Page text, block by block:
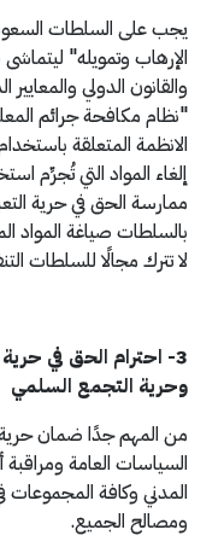
يجب على السلطات
الإرهاب وتمويله"
والقانون الدولي
الانظمة المتعلقة
إلغاء المواد التي تُجرِّم
ممارسة الحق في حرية
بالسلطات صياغة المواد
لا تترك مجالًا للسلطات
3- احترام الحق في
وحرية التجمع السلمي
من المهم جدًا ضمان
السياسات العامة
المدني وكافة
ومصالح الجميع.